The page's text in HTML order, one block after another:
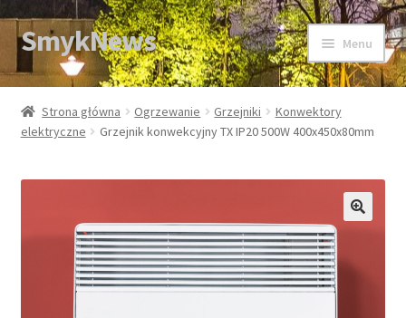
Przejdź
do
nawigacji
Przejdź
do
treści
SmykNews Menu
Strona główna
Strona główna Ogrzewanie Grzejniki
Konwektory
elektryczne
Grzejnik konwekcyjny TX IP20 500W 400x450x80mm